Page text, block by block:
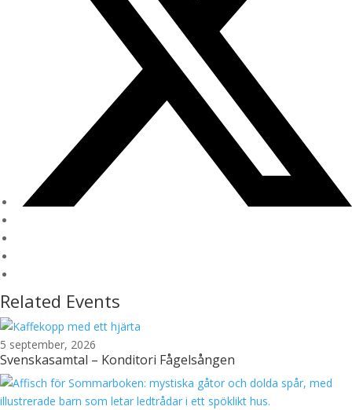
Related Events
5 september, 2026
Svenskasamtal – Konditori Fågelsången